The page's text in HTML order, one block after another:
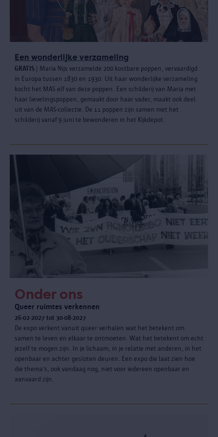
Een wonderlijke verzameling
GRATIS | Maria Nijs verzamelde 200 kostbare poppen, vervaardigd
in Europa tussen 1830 en 1930. Uit haar wonderlijke verzameling
kocht het MAS elf van deze poppen. Een schilderij van Maria met
haar lievelingspoppen, gemaakt door haar vader, maakt ook deel
uit van de MAS-collectie. De 11 poppen zijn samen met het
schilderij vanaf 9 juni te bewonderen in het Kijkdepot.
Onder ons
Queer ruimtes verkennen
26-02-2027 tot 30-08-2027
De expo verkent vanuit queer verhalen wat het betekent om
samen te leven en elkaar te ontmoeten. Wat het betekent om echt
jezelf te mogen zijn. In je lichaam, in je relatie met anderen, in het
openbaar en achter gesloten deuren. Een expo die laat zien hoe
die thema’s, ook vandaag nog, niet voor iedereen openbaar en
aanvaard zijn.